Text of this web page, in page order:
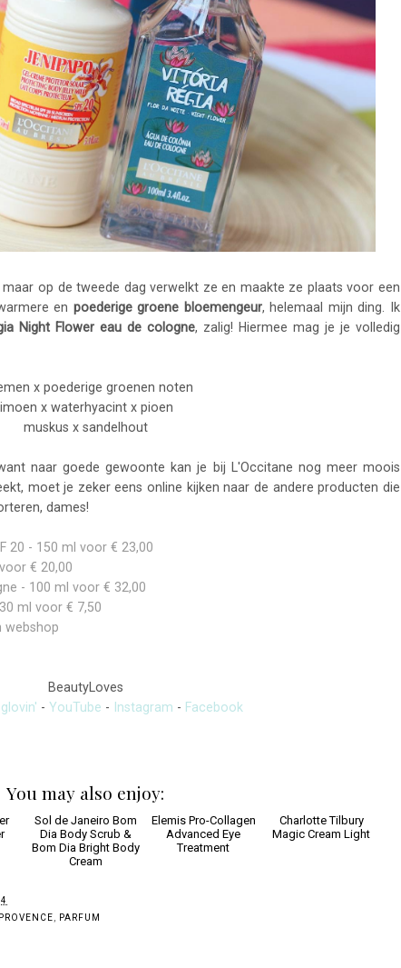
op de tweede dag verwelkt ze en maakte ze plaats voor een
en poederige groene bloemengeur, helemaal mijn ding. Ik
Night Flower eau de cologne, zalig! Hiermee mag je je volledig
x poederige groenen noten
limoen x waterhyacint x pioen
muskus x sandelhout
naar goede gewoonte kan je bij L'Occitane nog meer moois
moet je zeker eens online kijken naar de andere producten die
dames!
20 - 150 ml voor € 23,00
€ 20,00
- 100 ml voor € 32,00
ml voor € 7,50
webshop
BeautyLoves
- YouTube - Instagram - Facebook
You may also enjoy: